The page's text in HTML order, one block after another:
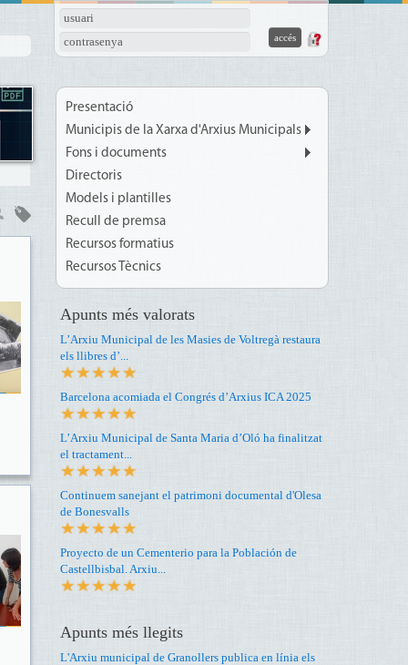
usuari
contrasenya
Presentació
Municipis de la Xarxa d'Arxius Municipals
Fons i documents
Directoris
Models i plantilles
Recull de premsa
Recursos formatius
Recursos Tècnics
Apunts més valorats
L’Arxiu Municipal de les Masies de Voltregà restaura
els llibres d’...
Barcelona acomiada el Congrés d’Arxius ICA 2025
L’Arxiu Municipal de Santa Maria d’Oló ha finalitzat
el tractament...
Continuem sanejant el patrimoni documental d'Olesa
de Bonesvalls
Proyecto de un Cementerio para la Población de
Castellbisbal. Arxiu...
Apunts més llegits
L'Arxiu municipal de Granollers publica en línia els